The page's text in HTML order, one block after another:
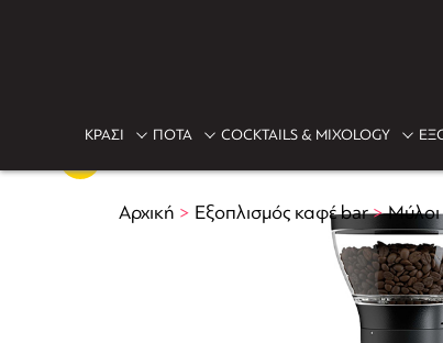
ΚΡΑΣΙ ΠΟΤΑ COCKTAILS & MIXOLOGY
Αρχική > Εξοπλισμός καφέ bar>